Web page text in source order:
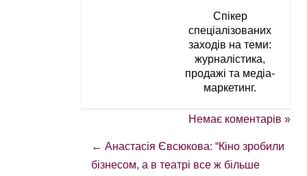
Спікер
спеціалізованих
заходів на теми:
журналістика,
продажі та медіа-
маркетинг.
Немає коментарів »
← Анастасія Євсюкова: “Кіно зробили
бізнесом, а в театрі все ж більше